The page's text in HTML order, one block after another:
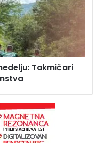
Takmičari